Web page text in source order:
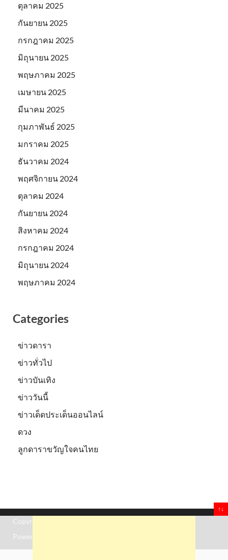
ตุลาคม 2025
กันยายน 2025
กรกฎาคม 2025
มิถุนายน 2025
พฤษภาคม 2025
เมษายน 2025
มีนาคม 2025
กุมภาพันธ์ 2025
มกราคม 2025
ธันวาคม 2024
พฤศจิกายน 2024
ตุลาคม 2024
กันยายน 2024
สิงหาคม 2024
กรกฎาคม 2024
มิถุนายน 2024
พฤษภาคม 2024
Categories
ข่าวดารา
ข่าวทั่วไป
ข่าวบันเทิง
ข่าววันนี้
ข่าวเด็ดประเด็นออนไลน์
ดวง
ลูกดาราขวัญใจคนไทย
Copyright © 2026
Powered by
↑↓